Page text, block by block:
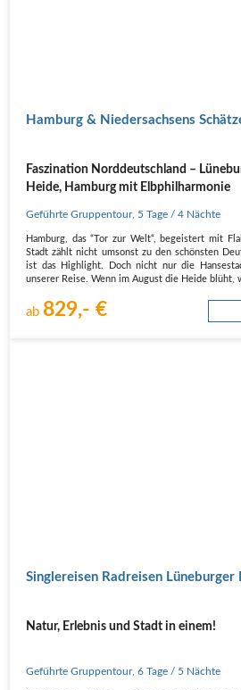
Hamburg & Niedersachsens
Faszination Norddeutschland –
Heide, Hamburg mit Elbphilharmonie
Geführte Gruppentour, 5 Tage / 4 Nächte
Hamburg, das “Tor zur Welt“, begeistert mit
Stadt zählt nicht umsonst zu den schönsten
ist das Highlight. Doch nicht nur die
unserer Reise. Wenn im August die Heide blüht,
ab 829,- €
Singlereisen Radreisen Lüneburger
Natur, Erlebnis und Stadt in einem!
Geführte Gruppentour,6 Tage / 5 Nächte